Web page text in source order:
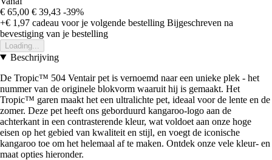
€ 65,00 € 39,43 -39%
+€ 1,97 cadeau voor je volgende bestelling Bijgeschreven na
bevestiging van je bestelling
Loading...
Beschrijving
De Tropic™ 504 Ventair pet is vernoemd naar een unieke plek - het
nummer van de originele blokvorm waaruit hij is gemaakt. Het
Tropic™ garen maakt het een ultralichte pet, ideaal voor de lente en de
zomer. Deze pet heeft ons geborduurd kangaroo-logo aan de
achterkant in een contrasterende kleur, wat voldoet aan onze hoge
eisen op het gebied van kwaliteit en stijl, en voegt de iconische
kangaroo toe om het helemaal af te maken. Ontdek onze vele kleur- en
maat opties hieronder.